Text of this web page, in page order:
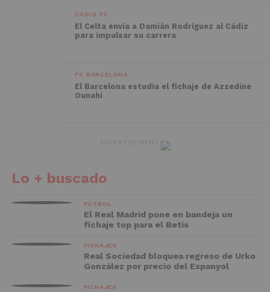
CÁDIZ FC
El Celta envía a Damián Rodríguez al Cádiz
para impulsar su carrera
FC BARCELONA
El Barcelona estudia el fichaje de Azzedine
Ounahi
Lo + buscado
FÚTBOL
El Real Madrid pone en bandeja un
fichaje top para el Betis
FICHAJES
Real Sociedad bloquea regreso de Urko
González por precio del Espanyol
FICHAJES